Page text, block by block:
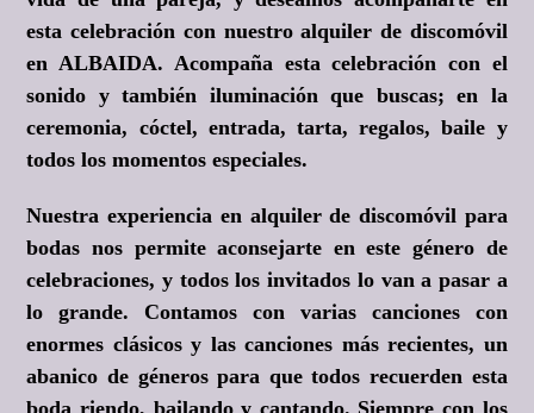
esta celebración con nuestro alquiler de discomóvil
en ALBAIDA. Acompaña esta celebración con el
sonido y también iluminación que buscas; en la
ceremonia, cóctel, entrada, tarta, regalos, baile y
todos los momentos especiales.
Nuestra experiencia en alquiler de discomóvil para
bodas nos permite aconsejarte en este género de
celebraciones, y todos los invitados lo van a pasar a
lo grande. Contamos con varias canciones con
enormes clásicos y las canciones más recientes, un
abanico de géneros para que todos recuerden esta